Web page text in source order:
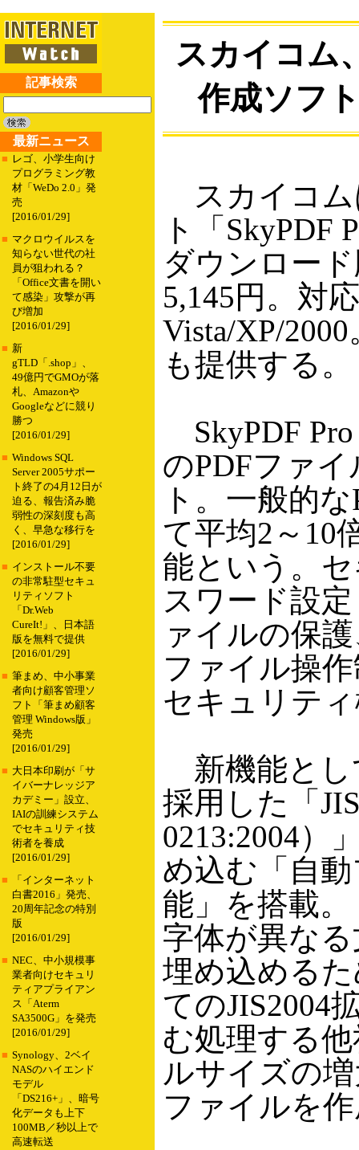
記事検索
最新ニュース
■ レゴ、小学生向け
プログラミング教
材「WeDo 2.0」発
売
[2016/01/29]
■ マクロウイルスを
知らない世代の社
員が狙われる？
「Office文書を開い
て感染」攻撃が再
び増加
[2016/01/29]
■ 新
gTLD「.shop」、
49億円でGMOが落
札、Amazonや
Googleなどに競り
勝つ
[2016/01/29]
■ Windows SQL
Server 2005サポー
ト終了の4月12日が
迫る、報告済み脆
弱性の深刻度も高
く、早急な移行を
[2016/01/29]
■ インストール不要
の非常駐型セキュ
リティソフト
「Dr.Web
CureIt!」、日本語
版を無料で提供
[2016/01/29]
■ 筆まめ、中小事業
者向け顧客管理ソ
フト「筆まめ顧客
管理 Windows版」
発売
[2016/01/29]
■ 大日本印刷が「サ
イバーナレッジア
カデミー」設立、
IAIの訓練システム
でセキュリティ技
術者を養成
[2016/01/29]
■
「インターネット
白書2016」発売、
20周年記念の特別
版
[2016/01/29]
■ NEC、中小規模事
業者向けセキュリ
ティアプライアン
ス「Aterm
SA3500G」を発売
[2016/01/29]
■ Synology、2ベイ
NASのハイエンド
モデル
「DS216+」、暗号
化データも上下
100MB／秒以上で
高速転送
スカイコム
作成ソフ
スカイコム
ト「SkyPDF
ダウンロー
5,145円。対
Vista/XP/
も提供する。
SkyPDF
のPDFファ
ト。一般的
て平均2～10
能という。
スワード設
ァイルの保
ファイル操
セキュリテ
新機能とし
採用した「
0213:2004）
め込む「自
能」を搭載。
字体が異な
埋め込める
てのJIS2004
む処理する
ルサイズの
ファイルを